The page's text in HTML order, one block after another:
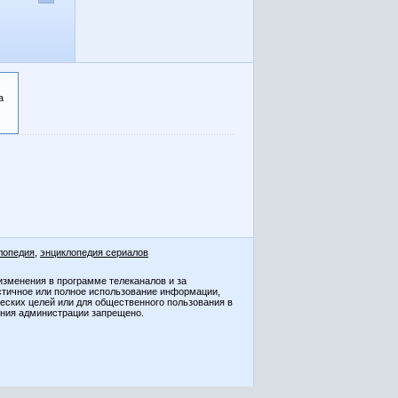
энциклопедия сериалов
в программе телеканалов и за
или полное использование информации,
целей или для общественного пользования в
администрации запрещено.